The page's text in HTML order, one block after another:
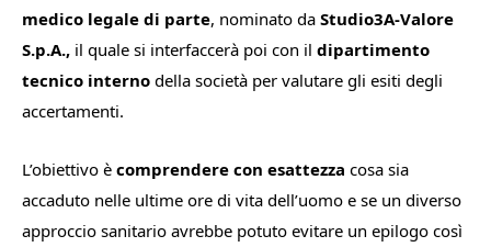
medico legale di parte, nominato da Studio3A-Valore
S.p.A., il quale si interfaccerà poi con il dipartimento
tecnico interno della società per valutare gli esiti degli
accertamenti.
L’obiettivo è comprendere con esattezza cosa sia
accaduto nelle ultime ore di vita dell’uomo e se un diverso
approccio sanitario avrebbe potuto evitare un epilogo così